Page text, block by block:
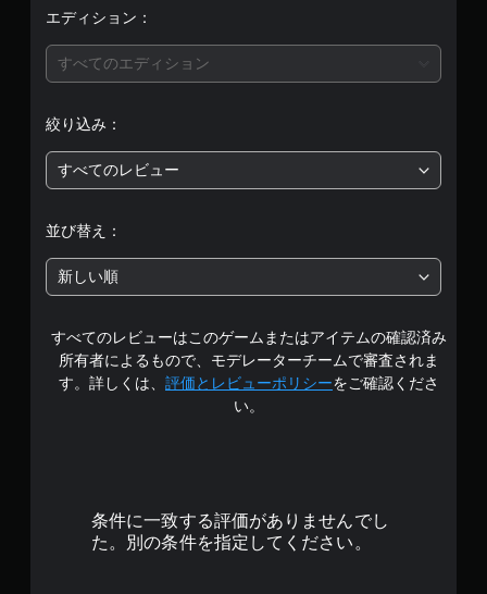
5
段
中
の
4
.
エディション：
すべてのエディション
絞り込み：
すべてのレビュー
並び替え：
新しい順
すべてのレビューはこのゲームまたはアイテムの確認済み
所有者によるもので、モデレーターチームで審査されま
す。詳しくは、 評価とレビューポリシーをご確認くださ
い。
条件に一致する評価がありませんでし
た。別の条件を指定してください。